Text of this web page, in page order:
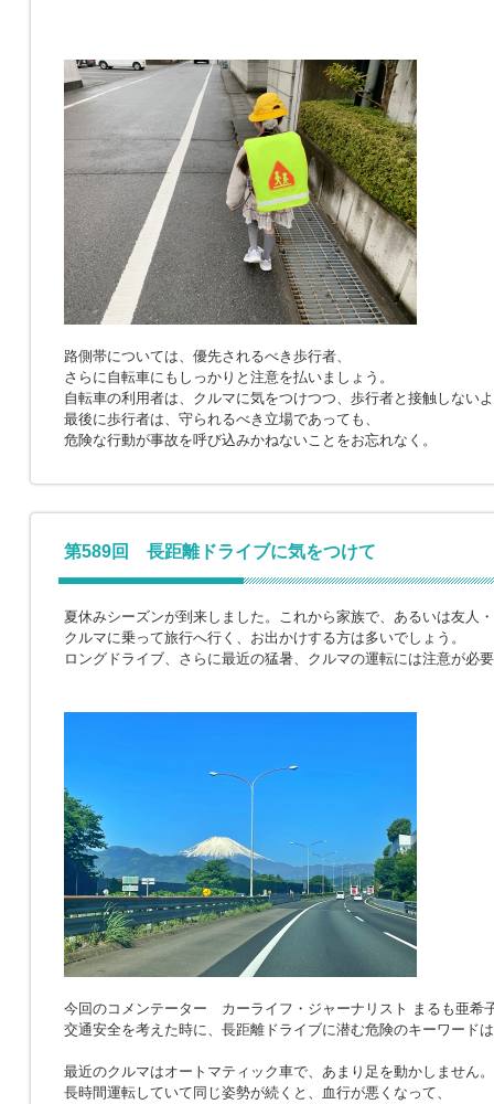
路側帯については、優先されるべき歩行者、
さらに自転車にもしっかりと注意を払いましょう。
自転車の利用者は、クルマに気をつけつつ、歩行者と接触しない
最後に歩行者は、守られるべき立場であっても、
危険な行動が事故を呼び込みかねないことをお忘れなく。
第589回 長距離ドライブに気をつけて
夏休みシーズンが到来しました。これから家族で、あるいは友人
クルマに乗って旅行へ行く、お出かけする方は多いでしょう。
ロングドライブ、さらに最近の猛暑、クルマの運転には注意が必
今回のコメンテーター カーライフ・ジャーナリスト まるも亜希
交通安全を考えた時に、長距離ドライブに潜む危険のキーワード
最近のクルマはオートマティック車で、あまり足を動かしません。
長時間運転していて同じ姿勢が続くと、血行が悪くなって、